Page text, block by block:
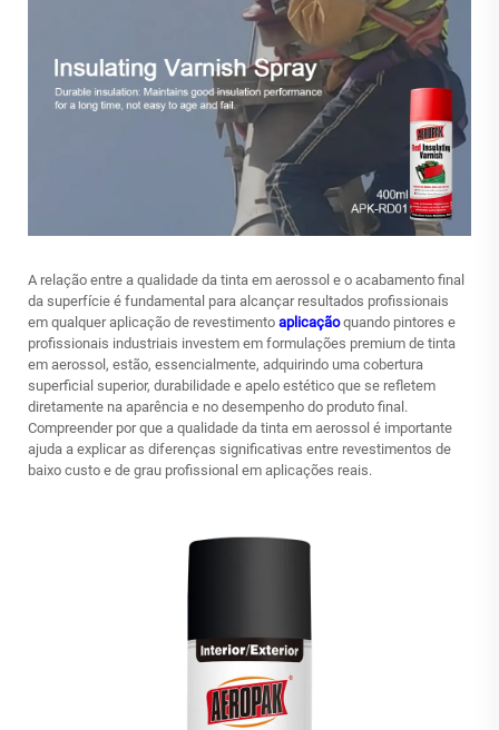
A relação entre a qualidade da tinta em aerossol e o acabamento final
da superfície é fundamental para alcançar resultados profissionais
em qualquer aplicação de revestimento aplicaçãoquando pintores e
profissionais industriais investem em formulações premium de tinta
em aerossol, estão, essencialmente, adquirindo uma cobertura
superficial superior, durabilidade e apelo estético que se refletem
diretamente na aparência e no desempenho do produto final.
Compreender por que a qualidade da tinta em aerossol é importante
ajuda a explicar as diferenças significativas entre revestimentos de
baixo custo e de grau profissional em aplicações reais.